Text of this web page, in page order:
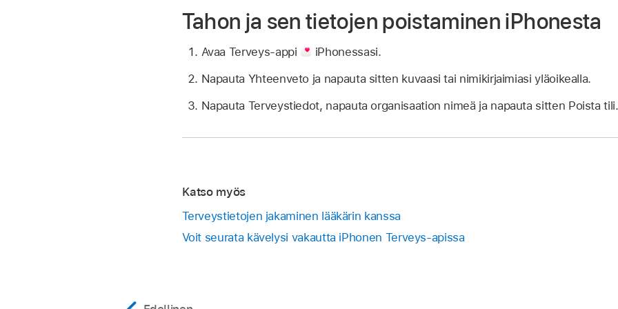
Tahon ja sen tietojen poistaminen iPhonesta
Avaa Terveys-appi
iPhonessasi.
Napauta Yhteenveto ja napauta sitten kuvaasi tai nimikirjaimiasi yläoikealla.
Napauta Terveystiedot, napauta organisaation nimeä ja napauta sitten Poista tili.
Katso myös
Terveystietojen jakaminen lääkärin kanssa
Voit seurata kävelysi vakautta iPhonen Terveys-apissa